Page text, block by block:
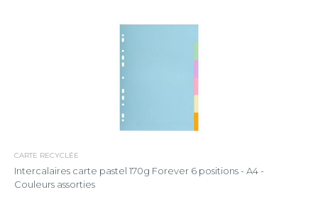
CARTE RECYCLÉE
Intercalaires carte pastel 170g Forever 6 positions - A4 -
Couleurs assorties